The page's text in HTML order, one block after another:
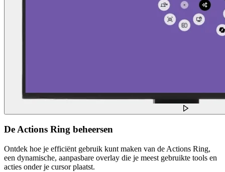
De Actions Ring beheersen
Ontdek hoe je efficiënt gebruik kunt maken van de Actions Ring,
een dynamische, aanpasbare overlay die je meest gebruikte tools en
acties onder je cursor plaatst.